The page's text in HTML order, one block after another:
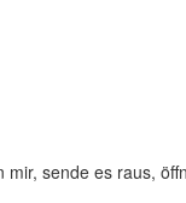
sende es raus,